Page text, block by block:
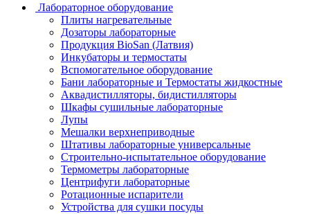
Лабораторное оборудование
Плиты нагревательные
Дозаторы лабораторные
Продукция BioSan (Латвия)
Инкубаторы и термостаты
Вспомогательное оборудование
Бани лабораторные и Термостаты жидкостные
Аквадистилляторы, бидистилляторы
Шкафы сушильные лабораторные
Лупы
Мешалки верхнеприводные
Штативы лабораторные универсальные
Строительно-испытательное оборудование
Термометры лабораторные
Центрифуги лабораторные
Ротационные испарители
Устройства для сушки посуды